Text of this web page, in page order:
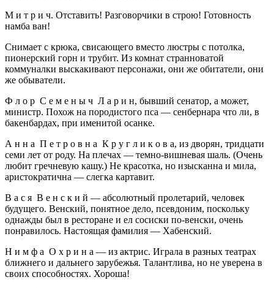
М и т р и ч. Отставить! Разговорчики в строю! Готовность
намба ван!
Снимает с крюка, свисающего вместо люстры с потолка,
пионерский горн и трубит. Из комнат странноватой
коммуналки выскакивают персонажи, они же обитатели, они
же обыватели.
Ф л о р С е м е н ы ч Л а р и н, бывший сенатор, а может,
министр. Похож на породистого пса — сенбернара что ли, в
бакенбардах, при именитой осанке.
А н н а П е т р о в н а К р у г л и к о в а, из дворян, тридцати
семи лет от роду. На плечах — темно-вишневая шаль. (Очень
любит гречневую кашу.) Не красотка, но изысканна и мила,
аристократична — слегка картавит.
В а с я В е н с к и й — абсолютный пролетарий, человек
будущего. Венский, понятное дело, псевдоним, поскольку
однажды был в ресторане и ел сосиски по-венски, очень
понравилось. Настоящая фамилия — Хабенский.
Н и м ф а О х р и н а — из актрис. Играла в разных театрах
ближнего и дальнего зарубежья. Талантлива, но не уверена в
своих способностях. Хороша!